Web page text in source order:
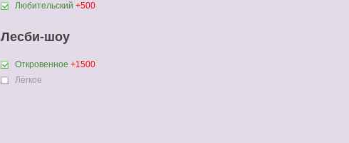
Любительский +500
Лесби-шоу
Откровенное +1500
Лёгкое